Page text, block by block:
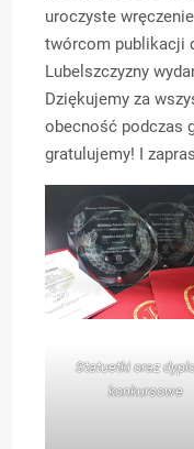
uroczyste
twórcom publikacji
Lubelszczyzny
Dziękujemy za
obecność podczas
gratulujemy! I
Statuetki oraz
konkursowe